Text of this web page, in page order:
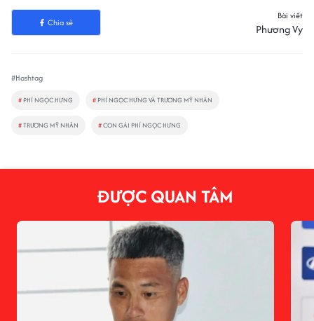
Chia sẻ
Bài viết
Phương Vy
#Hashtag
# PHÍ NGỌC HƯNG # PHÍ NGỌC HƯNG VÀ TRƯƠNG MỸ NHÂN
#TRƯƠNG MỸ NHÂN #CON GÁI PHÍ NGỌC HƯNG
ĐƯỢC QUAN TÂM